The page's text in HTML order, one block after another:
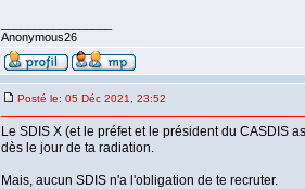
Anonymous26
Posté le: 05 Déc 2021, 23:52
Le SDIS X (et le préfet et le président du CASDIS
dès le jour de ta radiation.
Mais, aucun SDIS n'a l'obligation de te recruter.